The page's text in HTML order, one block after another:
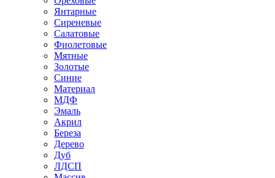
Янтарные
Сиреневые
Салатовые
Фиолетовые
Мятные
Золотые
Синие
Материал
МДФ
Эмаль
Акрил
Береза
Дерево
Дуб
ЛДСП